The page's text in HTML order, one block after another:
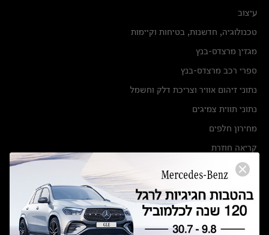
עיצוב
טכנולוגיה, חדשנות, בטיחות וקיימות
מגזין מרצדס-בנץ
ספרי רכב מרצדס-בנץ
נתוני זיהום אוויר וצריכת דלק וחשמל
נתוני תווית צמיגים
מחירון חלפים
קריאה חוזרת
הודעה על הטבות לרכבי מרצדס בהסדר פשרה בתצ 56447-02-19
תקנון ימי מכירות 120 לכלמוביל